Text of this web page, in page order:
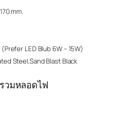
mm.
LED Blub 6W – 15W)
Steel,Sand Blast Black
วมหลอดไฟ